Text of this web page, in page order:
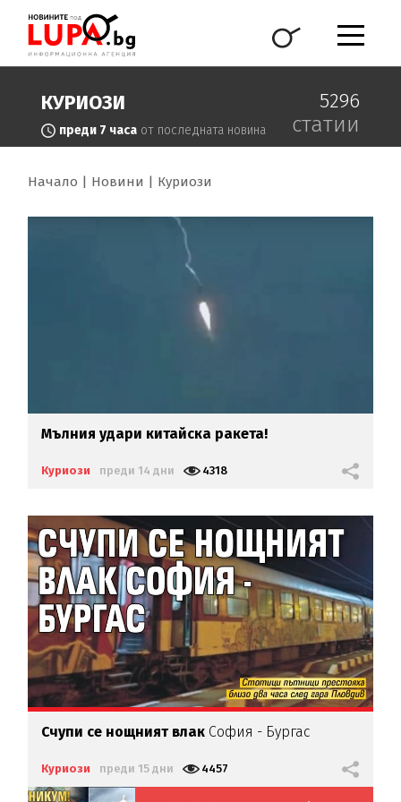
КУРИОЗИ
преди 7 часа от последната новина
5296
статии
Начало Новини Куриози
Мълния удари китайска ракета!
Куриози преди 14 дни 4318
Счупи се нощният влак София - Бургас
Куриози преди 15 дни 4457